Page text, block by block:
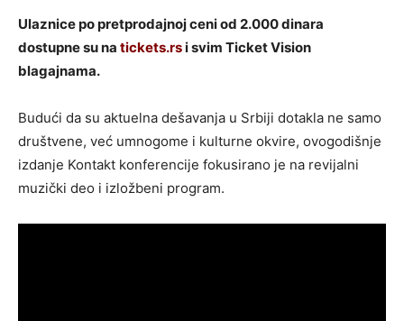
Ulaznice po pretprodajnoj ceni od 2.000 dinara
dostupne su na tickets.rsi svim Ticket Vision
blagajnama.
Budući da su aktuelna dešavanja u Srbiji dotakla ne samo
društvene, već umnogome i kulturne okvire, ovogodišnje
izdanje Kontakt konferencije fokusirano je na revijalni
muzički deo i izložbeni program.